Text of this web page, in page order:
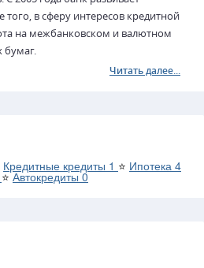
в сферу интересов кредитной
на межбанковском и валютном
бумаг.
Читать далее...
Кредитные кредиты 1 ⭐ Ипотека 4
⭐Автокредиты 0